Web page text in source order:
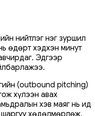
нийтлэг нэг зуршил
өдөрт хэдхэн минут
Эдгээр
(outbound pitching)
хүлээн авах
хэв маяг нь ид
хөдөлмөрлөж,